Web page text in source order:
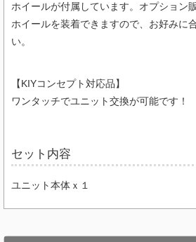
ホイールが付属しています。オプション
ホイールを装着できますので、お好みに
い。
【KIYコンセプト対応品】
ワンタッチでユニット交換が可能です！
セット内容
ユニット本体ｘ１